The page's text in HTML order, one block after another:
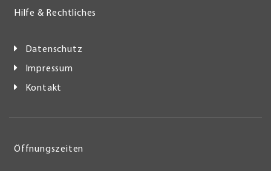
Hilfe & Rechtliches
Datenschutz
Impressum
Kontakt
Öffnungszeiten